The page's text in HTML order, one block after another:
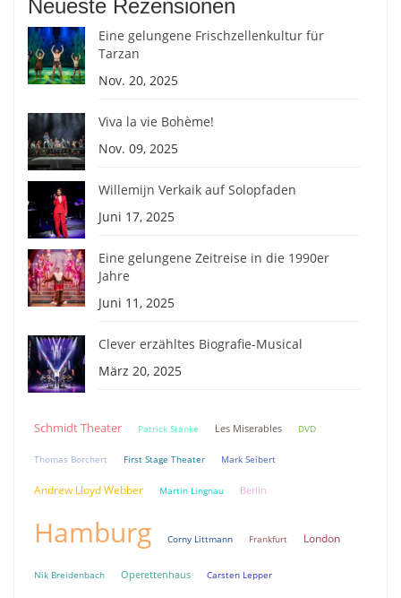
Neueste Rezensionen
Eine gelungene Frischzellenkultur für
Tarzan
Nov. 20, 2025
Viva la vie Bohème!
Nov. 09, 2025
Willemijn Verkaik auf Solopfaden
Juni 17, 2025
Eine gelungene Zeitreise in die 1990er
Jahre
Juni 11, 2025
Clever erzähltes Biografie-Musical
März 20, 2025
Schmidt Theater Patrick Stanke Les Miserables DVD
Thomas Borchert First Stage Theater Mark Seibert
Andrew Lloyd Webber Martin Lingnau Berlin
Hamburg Corny Littmann Frankfurt London
Nik Breidenbach Operettenhaus Carsten Lepper